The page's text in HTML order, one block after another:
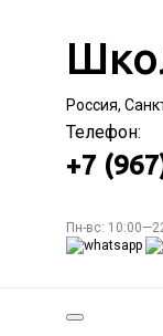
Россия,
Телефон:
+7
Пн-вс: